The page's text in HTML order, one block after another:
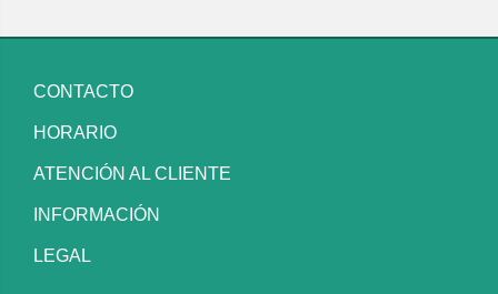
CONTACTO
HORARIO
ATENCIÓN AL CLIENTE
INFORMACIÓN
LEGAL